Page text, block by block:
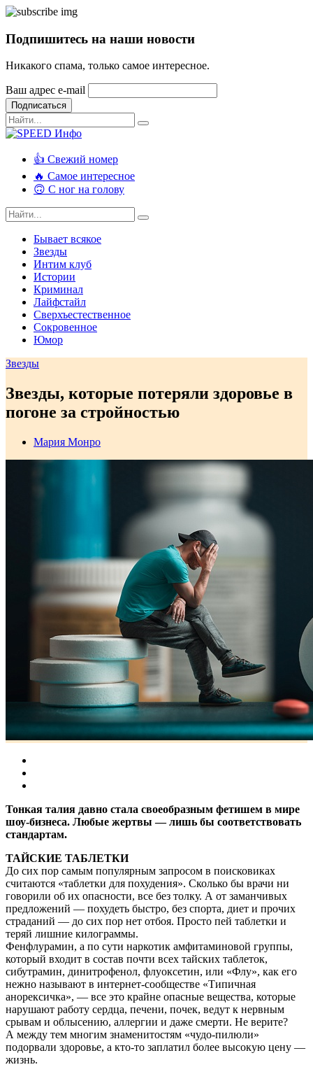
Подпишитесь на наши новости
Никакого спама, только самое интересное.
Ваш адрес e-mail
Подписаться
👍 Свежий номер
🔥 Самое интересное
🙃 С ног на голову
Бывает всякое
Звезды
Интим клуб
Истории
Криминал
Лайфстайл
Сверхъестественное
Сокровенное
Юмор
Звезды
Звезды, которые потеряли здоровье в
погоне за стройностью
Мария Монро
Тонкая талия давно стала своеобразным фетишем в мире
шоу-бизнеса. Любые жертвы — лишь бы соответствовать
стандартам.
ТАЙСКИЕ ТАБЛЕТКИ
До сих пор самым популярным запросом в поисковиках
считаются «таблетки для похудения». Сколько бы врачи ни
говорили об их опасности, все без толку. А от заманчивых
предложений — похудеть быстро, без спорта, диет и прочих
страданий — до сих пор нет отбоя. Просто пей таблетки и
теряй лишние килограммы.
Фенфлурамин, а по сути наркотик амфитаминовой группы,
который входит в состав почти всех тайских таблеток,
сибутрамин, динитрофенол, флуоксетин, или «Флу», как его
нежно называют в интернет-сообществе «Типичная
анорексичка», — все это крайне опасные вещества, которые
нарушают работу сердца, печени, почек, ведут к нервным
срывам и облысению, аллергии и даже смерти. Не верите?
А между тем многим знаменитостям «чудо-пилюли»
подорвали здоровье, а кто-то заплатил более высокую цену —
жизнь.